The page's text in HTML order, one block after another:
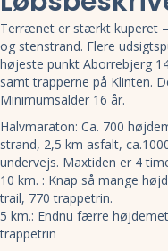
Terrænet er stærkt kuperet
og stenstrand. Flere
højeste punkt Aborrebjerg
samt trapperne på Klinten.
Minimumsalder 16 år.
Halvmaraton: Ca. 700
strand, 2,5 km asfalt,
undervejs. Maxtiden er 4
10 km. : Knap så mange
trail, 770 trappetrin.
5 km.: Endnu færre
trappetrin